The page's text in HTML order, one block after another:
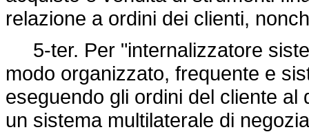
relazione a ordini dei clienti,
5-ter. Per "internalizzatore
modo organizzato, frequente e
eseguendo gli ordini del cliente
un sistema multilaterale di